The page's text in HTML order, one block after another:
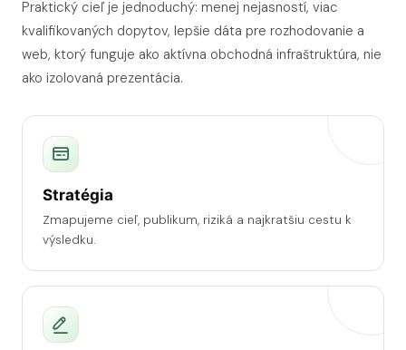
Praktický cieľ je jednoduchý: menej nejasností, viac
kvalifikovaných dopytov, lepšie dáta pre rozhodovanie a
web, ktorý funguje ako aktívna obchodná infraštruktúra, nie
ako izolovaná prezentácia.
Stratégia
Zmapujeme cieľ, publikum, riziká a najkratšiu cestu k
výsledku.